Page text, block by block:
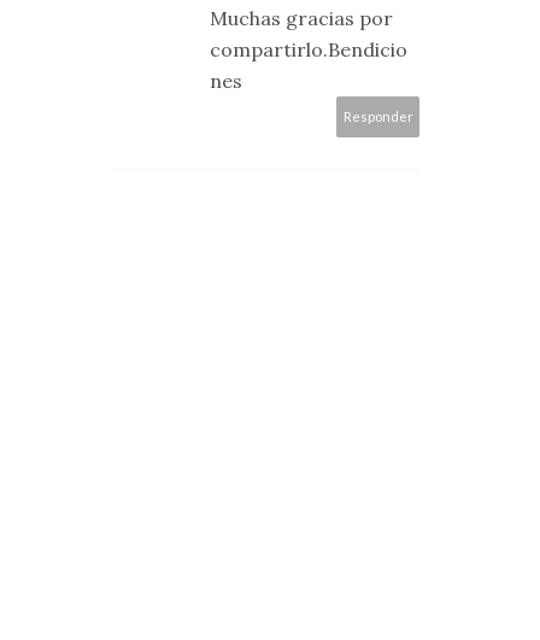
Muchas gracias por
compartirlo.Bendicio
nes
Responder